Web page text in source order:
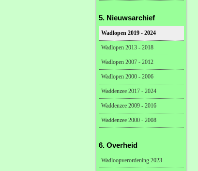
5. Nieuwsarchief
Wadlopen 2019 - 2024
Wadlopen 2013 - 2018
Wadlopen 2007 - 2012
Wadlopen 2000 - 2006
Waddenzee 2017 - 2024
Waddenzee 2009 - 2016
Waddenzee 2000 - 2008
6. Overheid
Wadloopverordening 2023